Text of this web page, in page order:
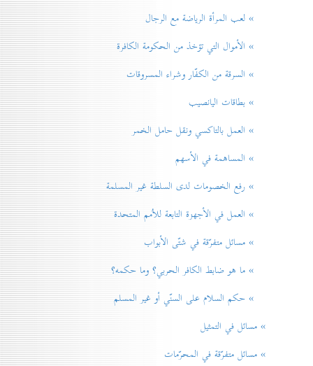
» لعب المرأة الرياضة مع الرجال
» الأموال التي تؤخذ من الحكومة الكافرة
» السرقة من الكفّار وشراء المسروقات
» بطاقات اليانصيب
» العمل بالتاكسي ونقل حامل الخمر
» المساهمة في الأسهم
» رفع الخصومات لدی السلطة غير المسلمة
» العمل في الأجهزة التابعة للاُمم المتحدة
» مسائل متفرّقة في شتّی الأبواب
» ما هو ضابط الكافر الحربي؟ وما حكمه؟
» حكم السلام علی السنّي أو غير المسلم
» مسائل في التمثيل
» مسائل متفرّقة في المحرّمات